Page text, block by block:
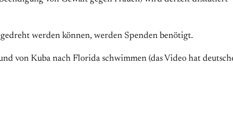
gedreht werden können, werden Spenden benötigt.
von Kuba nach Florida schwimmen (das Video hat